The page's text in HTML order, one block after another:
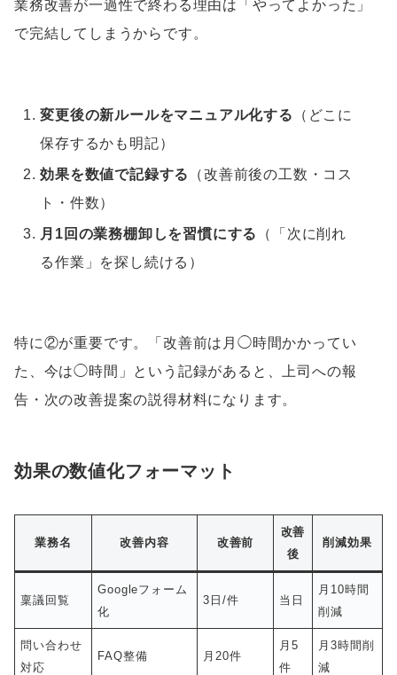
業務改善が一過性で終わる理由は「やってよかった」
で完結してしまうからです。
変更後の新ルールをマニュアル化する
（どこに
保存するかも明記）
効果を数値で記録する
（改善前後の工数・コス
ト・件数）
月1回の業務棚卸しを習慣にする
（「次に削れ
る作業」を探し続ける）
特に②が重要です。「改善前は月◯時間かかってい
た、今は◯時間」という記録があると、上司への報
告・次の改善提案の説得材料になります。
効果の数値化フォーマット
業務名 改善内容 改善前
改善
後
削減効果
稟議回覧
Googleフォーム
化
3日/件 当日
月10時間
削減
問い合わせ
対応
FAQ整備 月20件
月5
件
月3時間削
減